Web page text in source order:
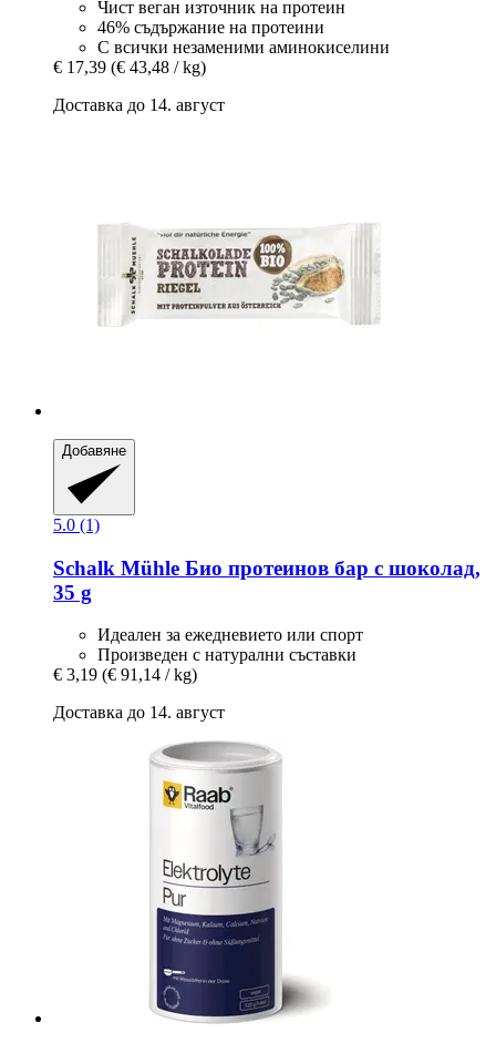
Чист веган източник на протеин
46% съдържание на протеини
С всички незаменими аминокиселини
€ 17,39 (€ 43,48 / kg)
Доставка до 14. август
Добавяне
5.0 (1)
Schalk Mühle Био протеинов бар с шоколад,
35 g
Идеален за ежедневието или спорт
Произведен с натурални съставки
€ 3,19 (€ 91,14 / kg)
Доставка до 14. август